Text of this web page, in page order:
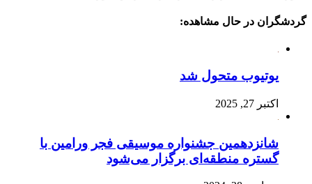
گردشگران در حال مشاهده:
یوتیوب متحول شد
اکتبر 27, 2025
شانزدهمین جشنواره موسیقی فجر ورامین با
گستره منطقه‌ای برگزار می‌شود